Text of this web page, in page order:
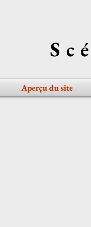
Aperçu du site